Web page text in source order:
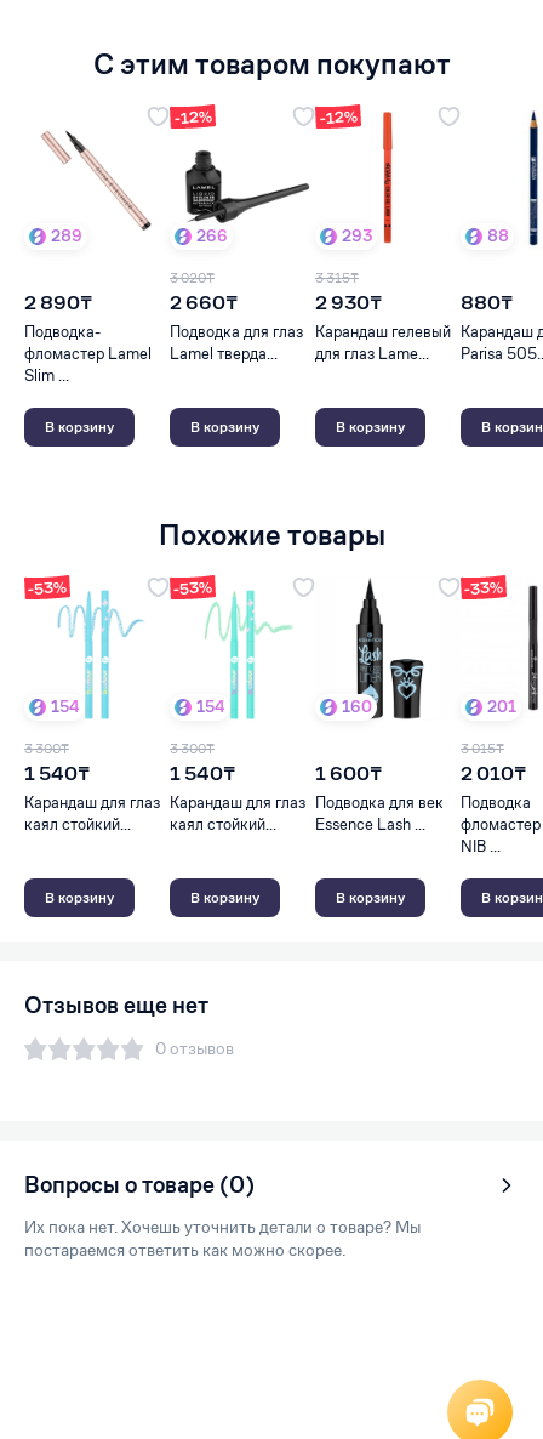
С этим товаром покупают
289
2 890₸
Подводка-
фломастер Lamel
Slim ...
В корзину
-12%
266
3 020₸
2 660₸
Подводка для глаз
Lamel тверда...
В корзину
-12%
293
3 315₸
2 930₸
Карандаш гелевый
для глаз Lame...
В корзину
88
880₸
Карандаш
Parisa
В
Похожие товары
-53%
154
3 300₸
1 540₸
Карандаш для глаз
каял стойкий...
В корзину
-53%
154
3 300₸
1 540₸
Карандаш для глаз
каял стойкий...
В корзину
160
1 600₸
Подводка для век
Essence Lash ...
В корзину
-33%
201
3 015₸
2 010₸
Подводка
NIB ...
В
Отзывов еще нет
0 отзывов
Вопросы о товаре (0)
Их пока нет. Хочешь уточнить детали о товаре? Мы
постараемся ответить как можно скорее.